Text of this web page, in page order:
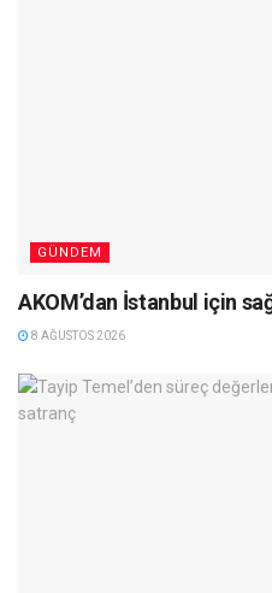
GÜNDEM
AKOM’dan İstanbul için
8 AĞUSTOS 2026